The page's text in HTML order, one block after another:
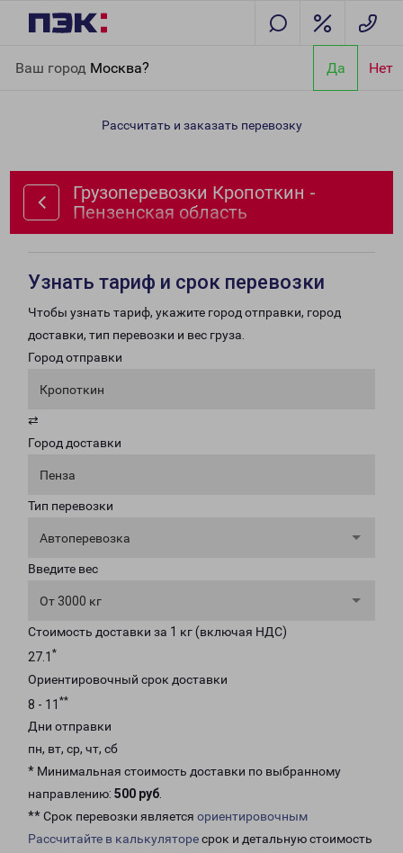
Ваш город Москва? Да Нет
Пензенская область
Рассчитать и заказать перевозку
Грузоперевозки Кропоткин -
Пензенская область
Узнать тариф и срок перевозки
Чтобы узнать тариф, укажите город отправки, город
доставки, тип перевозки и вес груза.
Город отправки
Кропоткин
⇄
Город доставки
Пенза
Тип перевозки
Автоперевозка
Введите вес
От 3000 кг
Стоимость доставки за 1 кг (включая НДС)
27.1 *
Ориентировочный срок доставки
8 - 11 **
Дни отправки
пн, вт, ср, чт, сб
* Минимальная стоимость доставки по выбранному
направлению: 500 руб.
** Срок перевозки является ориентировочным
Рассчитайте в калькуляторесрок и детальную стоимость